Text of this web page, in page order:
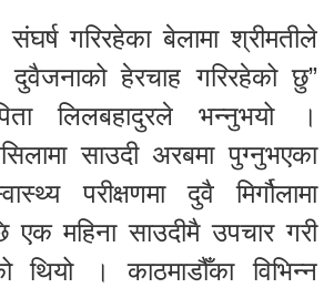
गरिरहेका बेलामा श्रीमतीले
हेरचाह गरिरहेको छु”
लिलबहादुरले भन्नुभयो ।
साउदी अरबमा पुग्नुभएका
परीक्षणमा दुवै मिर्गौलामा
एक महिना साउदीमै उपचार गरी
थियो । काठमाडौँका विभिन्न